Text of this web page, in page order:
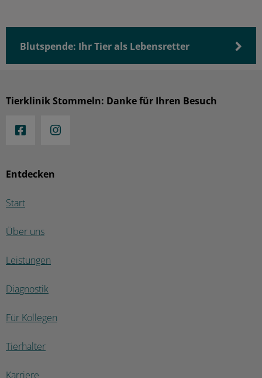
Blutspende: Ihr Tier als Lebensretter
Entdecken
Start
Über uns
Leistungen
Diagnostik
Für Kollegen
Tierhalter
Karriere
Tierklinik Stommeln: Danke für Ihren Besuch